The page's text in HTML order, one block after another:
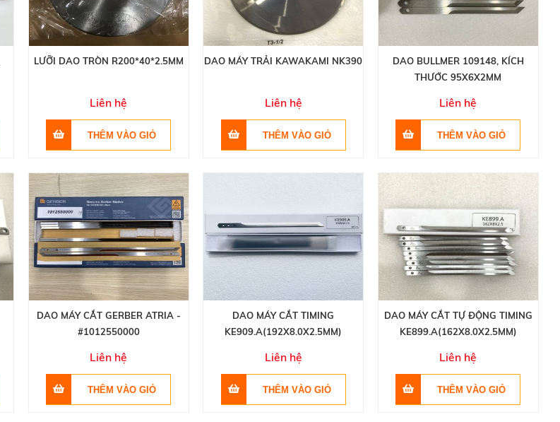
LƯỠI DAO TRÒN R200*40*2.5MM
Liên hệ
DAO MÁY TRẢI KAWAKAMI NK390
Liên hệ
DAO BULLMER 109148, KÍCH
THƯỚC 95X6X2MM
Liên hệ
DAO MÁY CẮT GERBER ATRIA -
#1012550000
Liên hệ
DAO MÁY CẮT TIMING
KE909.A(192X8.0X2.5MM)
Liên hệ
DAO MÁY CẮT TỰ ĐỘNG TIMING
KE899.A(162X8.0X2.5MM)
Liên hệ